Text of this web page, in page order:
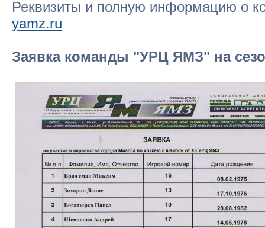
Реквизиты и полную информацию о
yamz.ru
Заявка команды "УРЦ ЯМЗ" на